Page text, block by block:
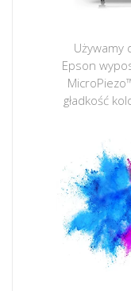
Używamy
Epson
gładkość